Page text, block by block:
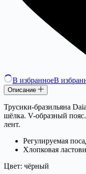
В избранноеВ
Описание
Трусики-бразильяна
шёлка. V-образный
лент.
Регулируемая
Хлопковая
Цвет: чёрный